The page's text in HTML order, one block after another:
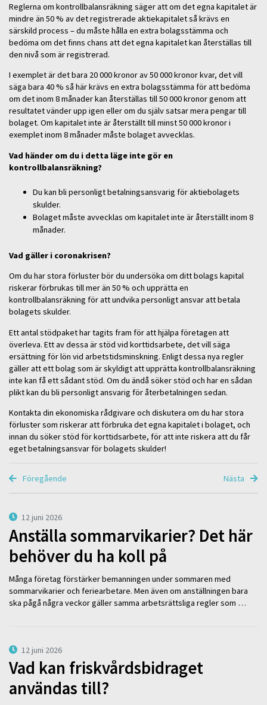
Reglerna om kontrollbalansräkning säger att om det egna kapitalet är
mindre än 50 % av det registrerade aktiekapitalet så krävs en
särskild process – du måste hålla en extra bolagsstämma och
bedöma om det finns chans att det egna kapitalet kan återställas till
den nivå som är registrerad.
I exemplet är det bara 20 000 kronor av 50 000 kronor kvar, det vill
säga bara 40 % så här krävs en extra bolagsstämma för att bedöma
om det inom 8 månader kan återställas till 50 000 kronor genom att
resultatet vänder upp igen eller om du själv satsar mera pengar till
bolaget. Om kapitalet inte är återställt till minst 50 000 kronor i
exemplet inom 8 månader måste bolaget avvecklas.
Vad händer om du i detta läge inte gör en
kontrollbalansräkning?
Du kan bli personligt betalningsansvarig för aktiebolagets
skulder.
Bolaget måste avvecklas om kapitalet inte är återställt inom 8
månader.
Vad gäller i coronakrisen?
Om du har stora förluster bör du undersöka om ditt bolags kapital
riskerar förbrukas till mer än 50 % och upprätta en
kontrollbalansräkning för att undvika personligt ansvar att betala
bolagets skulder.
Ett antal stödpaket har tagits fram för att hjälpa företagen att
överleva. Ett av dessa är stöd vid korttidsarbete, det vill säga
ersättning för lön vid arbetstidsminskning. Enligt dessa nya regler
gäller att ett bolag som är skyldigt att upprätta kontrollbalansräkning
inte kan få ett sådant stöd. Om du ändå söker stöd och har en sådan
plikt kan du bli personligt ansvarig för återbetalningen sedan.
Kontakta din ekonomiska rådgivare och diskutera om du har stora
förluster som riskerar att förbruka det egna kapitalet i bolaget, och
innan du söker stöd för korttidsarbete, för att inte riskera att du får
eget betalningsansvar för bolagets skulder!
Föregående Nästa
12 juni 2026
Anställa sommarvikarier? Det här
behöver du ha koll på
Många företag förstärker bemanningen under sommaren med
sommarvikarier och feriearbetare. Men även om anställningen bara
ska pågå några veckor gäller samma arbetsrättsliga regler som …
12 juni 2026
Vad kan friskvårdsbidraget
användas till?